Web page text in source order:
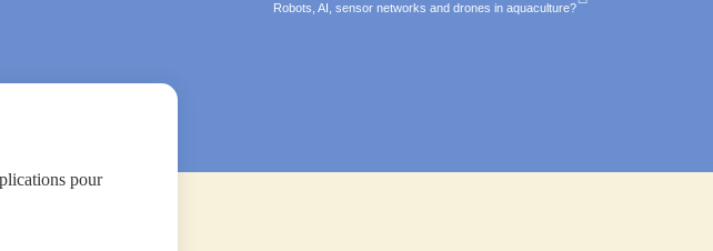
Robots, AI, sensor networks and drones in aquaculture?
pour